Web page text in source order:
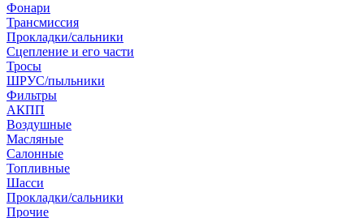
Фонари
Трансмиссия
Прокладки/сальники
Сцепление и его части
Тросы
ШРУС/пыльники
Фильтры
АКПП
Воздушные
Масляные
Салонные
Топливные
Шасси
Прокладки/сальники
Прочие